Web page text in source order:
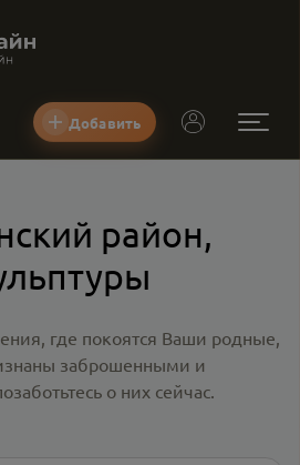
Добавить
район,
где покоятся Ваши родные,
заброшенными и
о них сейчас.